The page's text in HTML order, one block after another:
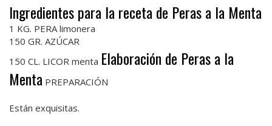
Ingredientes para la receta de Peras a la Menta
1 KG. PERA limonera
150 GR. AZÚCAR
150 CL. LICOR menta Elaboración de Peras a la
Menta PREPARACIÓN
Están exquisitas.